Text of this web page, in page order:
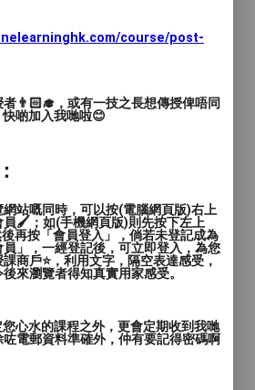
Group)
course/post-
👨🏻‍🎓，或有一技之長想傳授俾唔同
快啲加入我哋啦😊
站嘅同時，可以按(電腦網頁版)右上
員🖌️；如(手機網頁版)則先按下左上
再按「會員登入」，倘若未登記成為
」，一經登記後，可立即登入，為您
商戶⭐️，利用文字，隔空表達感受，
來瀏覽者得知真實用家感受。
心水的課程之外，更會定期收到我哋
電郵資料準確外，仲有要記得密碼啊